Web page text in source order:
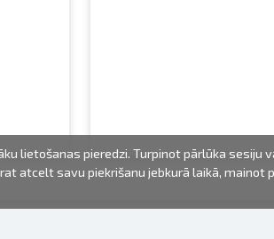
lietošanas pieredzi. Turpinot pārlūka sesiju
atcelt savu piekrišanu jebkurā laikā, mainot